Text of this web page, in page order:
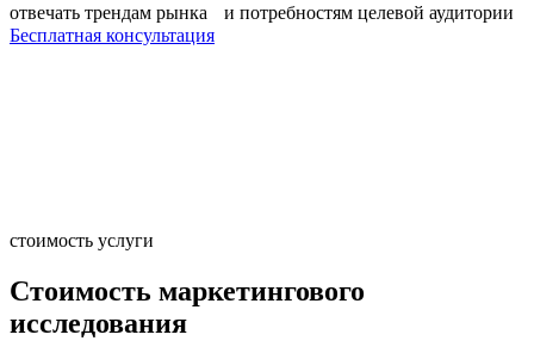
отвечать трендам рынка и потребностям целевой аудитории
Бесплатная консультация
стоимость услуги
Стоимость маркетингового
исследования